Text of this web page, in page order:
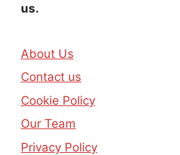
us.
About Us
Contact us
Cookie Policy
Our Team
Privacy Policy